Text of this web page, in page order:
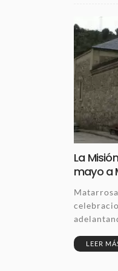
La
mayo a
LEER